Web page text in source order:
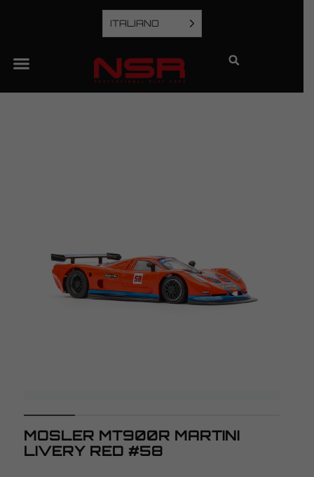
ITALIANO
MOSLER MT900R MARTINI
LIVERY RED #58